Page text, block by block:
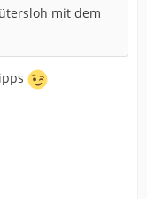
mit dem